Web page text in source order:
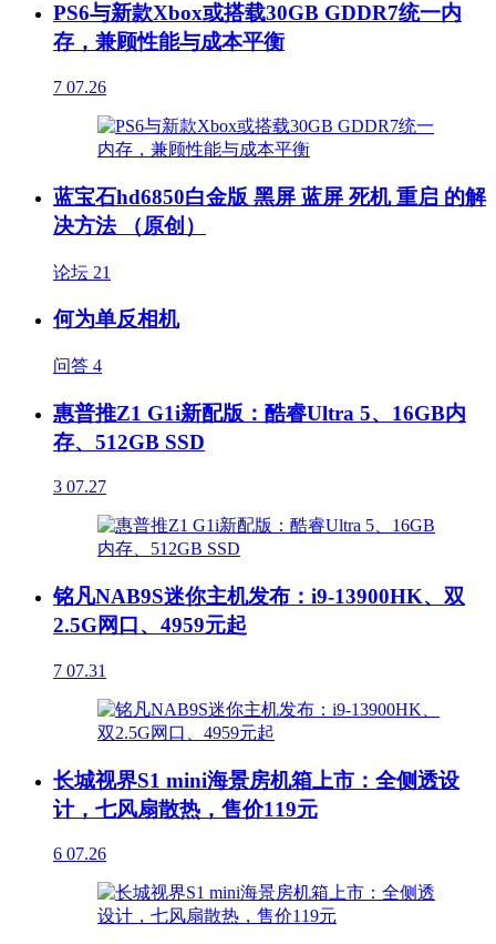
PS6与新款Xbox或搭载30GB GDDR7统一内
存，兼顾性能与成本平衡
7 07.26
蓝宝石hd6850白金版 黑屏 蓝屏 死机 重启 的解
决方法 （原创）
论坛 21
何为单反相机
问答 4
惠普推Z1 G1i新配版：酷睿Ultra 5、16GB内
存、512GB SSD
3 07.27
铭凡NAB9S迷你主机发布：i9-13900HK、双
2.5G网口、4959元起
7 07.31
长城视界S1 mini海景房机箱上市：全侧透设
计，七风扇散热，售价119元
6 07.26